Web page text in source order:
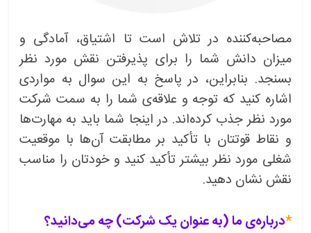
مصاحبه‌کننده در تلاش است تا اشتیاق، آمادگی و
میزان دانش شما را برای پذیرفتن نقش مورد نظر
بسنجد. بنابراین، در پاسخ به این سوال به مواردی
اشاره کنید که توجه و علاقه‌ی شما را به سمت شرکت
مورد نظر جذب کرده‌اند. در اینجا شما باید به مهارت‌ها
و نقاط قوتتان با تأکید بر مطابقت آن‌ها با موقعیت
شغلی مورد نظر بیشتر تأکید کنید و خودتان را مناسب
نقش نشان دهید.
*درباره‌ی ما (به عنوان یک شرکت) چه می‌دانید؟